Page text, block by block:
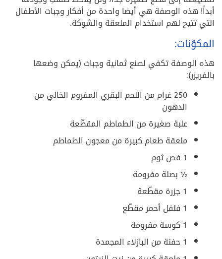
أبداً! هذه الوصفة هي أيضا واحدة من أفكار وجبات الأطفال
التي تتيح لهم استخدام الملعقة والشوكة.
المكوّنات:
هذه الوصفة تكفي لصنع ثمانية وجبات (يمكن وضعها
بالفريزر):
250 غرام من اللحم البقري المفروم الخالي من
الدهون
علبة صغيرة من الطماطم المقطّعة
ملعقة طعام كبيرة من معجون الطماطم
1 فص ثوم
½ بصلة مفرومة
1 جزرة مقطّعة
1 فلفل أحمر مقطّع
1 كوسة مفرومة
1 حفنة من البازلاء المجمدة